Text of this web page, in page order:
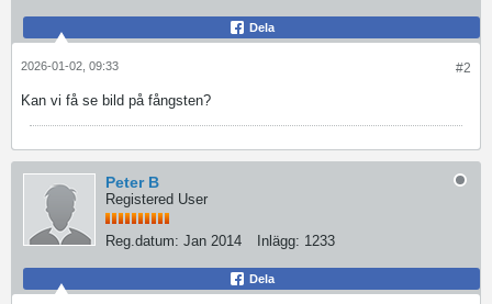
Dela
#2
2026-01-02, 09:33
Kan vi få se bild på fångsten?
Peter B
Registered User
Reg.datum: Jan 2014 Inlägg: 1233
Dela